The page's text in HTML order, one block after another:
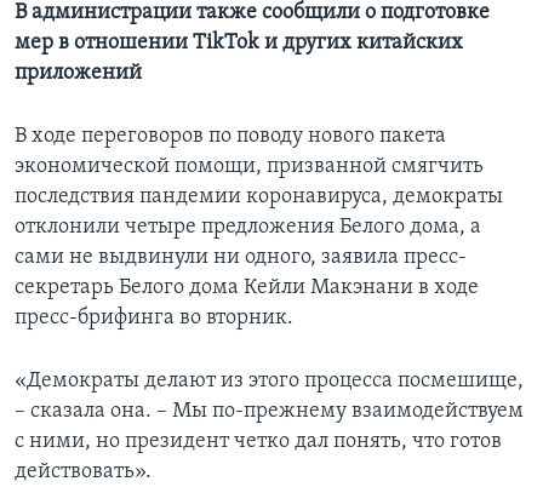
В администрации также сообщили о подготовке
мер в отношении TikTok и других китайских
приложений
В ходе переговоров по поводу нового пакета
экономической помощи, призванной смягчить
последствия пандемии коронавируса, демократы
отклонили четыре предложения Белого дома, а
сами не выдвинули ни одного, заявила пресс-
секретарь Белого дома Кейли Макэнани в ходе
пресс-брифинга во вторник.
«Демократы делают из этого процесса посмешище,
– сказала она. – Мы по-прежнему взаимодействуем
с ними, но президент четко дал понять, что готов
действовать».